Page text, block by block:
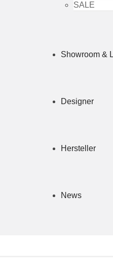
SALE
Showroom &
Designer
Hersteller
News